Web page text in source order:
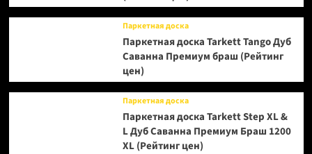
Паркетная доска
Паркетная доска Tarkett Tango Дуб
Саванна Премиум браш (Рейтинг
цен)
Паркетная доска
Паркетная доска Tarkett Step XL &
L Дуб Саванна Премиум Браш 1200
XL (Рейтинг цен)